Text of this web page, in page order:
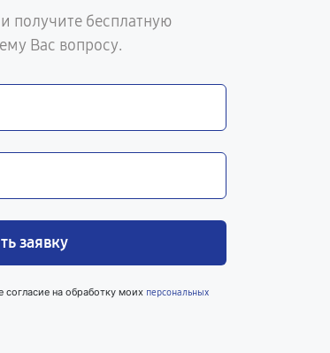
получите бесплатную
Вас вопросу.
заявку
на обработку моих персональных